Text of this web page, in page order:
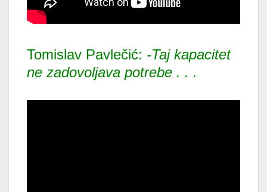
Tomislav Pavlečić: -Taj kapacitet
ne zadovoljava potrebe . . .